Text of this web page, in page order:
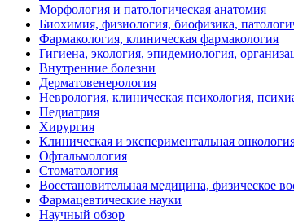
Морфология и патологическая анатомия
Биохимия, физиология, биофизика,
Фармакология, клиническая фармакология
Гигиена, экология, эпидемиология,
Внутренние болезни
Дерматовенерология
Неврология, клиническая психология,
Педиатрия
Хирургия
Клиническая и экспериментальная
Офтальмология
Стоматология
Восстановительная медицина, физическое
Фармацевтические науки
Научный обзор